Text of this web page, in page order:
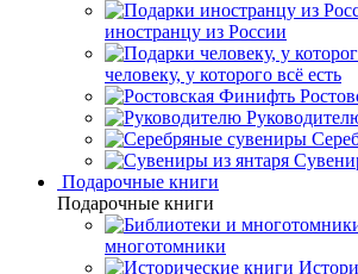
иностранцу из России
человеку, у которого всё есть
Подарочные книги
Подарочные книги
многотомники